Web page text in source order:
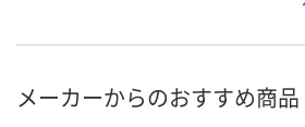
メーカーからのおすすめ商品